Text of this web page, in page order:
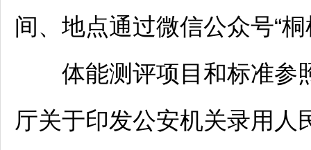
间、地点通过微信公众号“桐
体能测评项目和标准参
厅关于印发公安机关录用人